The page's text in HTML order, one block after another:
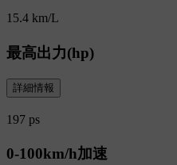
15.4 km/L
最高出力(hp)
詳細情報
197 ps
0-100km/h加速